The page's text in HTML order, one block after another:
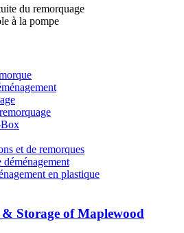
du remorquage
à la pompe
et de remorques
déménagement
en plastique
Storage of Maplewood